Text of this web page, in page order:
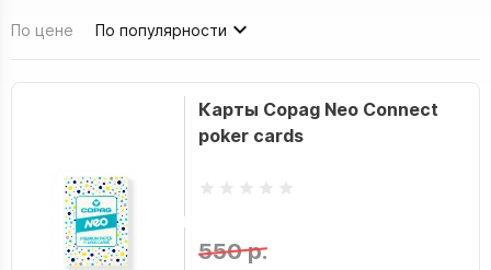
По цене По популярности
Карты Copag Neo Connect
poker cards
550 р.